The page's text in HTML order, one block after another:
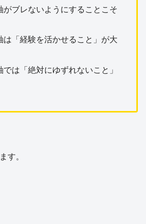
がブレないようにすることこそ
は「経験を活かせること」が大
は「絶対にゆずれないこと」
す。